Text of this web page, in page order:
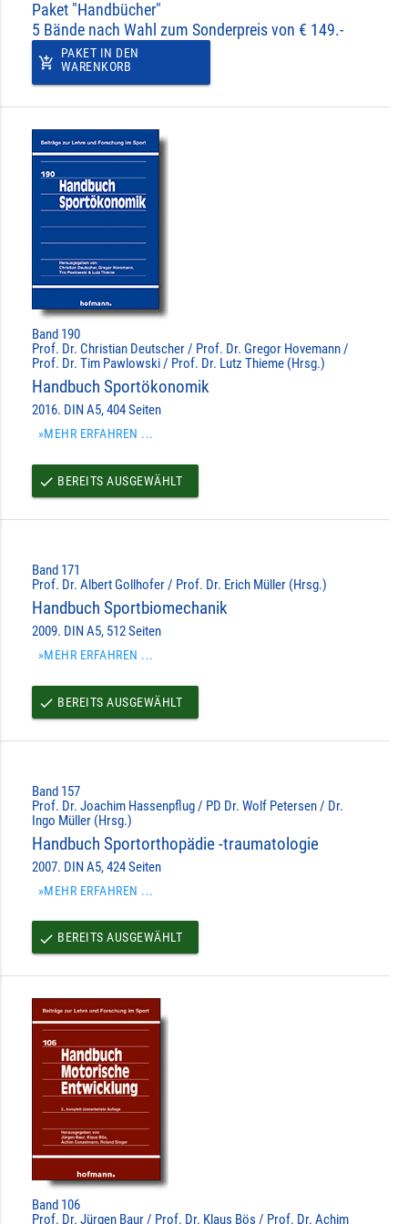
Paket "Handbücher"
5 Bände nach Wahl zum Sonderpreis von € 149.-
add_shopping_cart
PAKET IN DEN
WARENKORB
Band 190
Prof. Dr. Christian Deutscher / Prof. Dr. Gregor Hovemann /
Prof. Dr. Tim Pawlowski / Prof. Dr. Lutz Thieme (Hrsg.)
Handbuch Sportökonomik
2016. DIN A5, 404 Seiten
»MEHR ERFAHREN ...
done BEREITS AUSGEWÄHLT
Band 171
Prof. Dr. Albert Gollhofer / Prof. Dr. Erich Müller (Hrsg.)
Handbuch Sportbiomechanik
2009. DIN A5, 512 Seiten
»MEHR ERFAHREN ...
done BEREITS AUSGEWÄHLT
Band 157
Prof. Dr. Joachim Hassenpflug / PD Dr. Wolf Petersen / Dr.
Ingo Müller (Hrsg.)
Handbuch Sportorthopädie -traumatologie
2007. DIN A5, 424 Seiten
»MEHR ERFAHREN ...
done BEREITS AUSGEWÄHLT
Band 106
Prof. Dr. Jürgen Baur / Prof. Dr. Klaus Bös / Prof. Dr. Achim